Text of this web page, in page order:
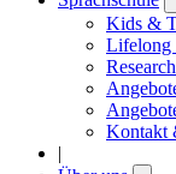
Kids &
Lifelong
Kontakt
|